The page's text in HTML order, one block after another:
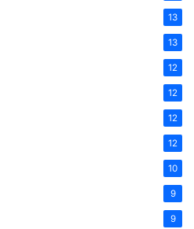
13
13
12
12
12
12
10
9
9